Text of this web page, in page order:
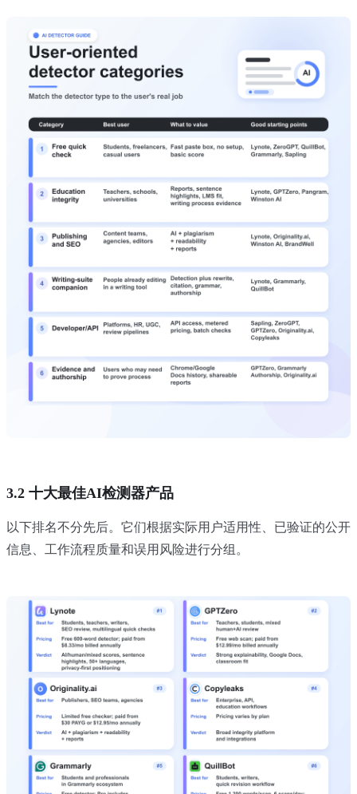
3.2 十大最佳AI检测器产品
以下排名不分先后。它们根据实际用户适用性、已验证的公开
信息、工作流程质量和误用风险进行分组。